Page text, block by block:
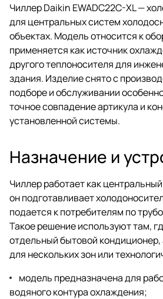
Чиллер Daikin EWADC22C-XL —
для центральных систем
объектах. Модель относится к
применяется как источник
другого теплоносителя для
здания. Изделие снято с
подборе и обслуживании
точное совпадение артикула и
установленной системы.
Назначение и
Чиллер работает как
он подготавливает
подается к потребителям по
Такое решение используют там,
отдельный бытовой
для нескольких зон или
модель предназначена для
водяного контура охлаждения;